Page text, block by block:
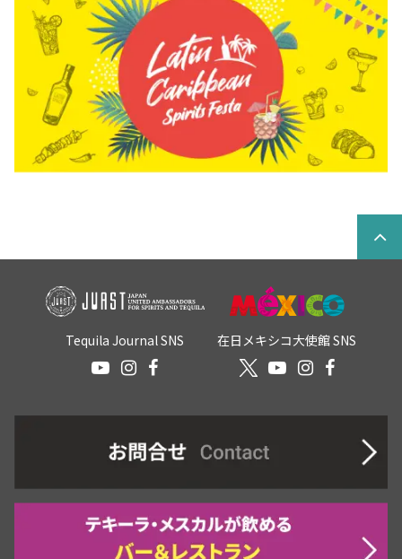
Tequila Journal SNS 在日メキシコ大使館 SNS